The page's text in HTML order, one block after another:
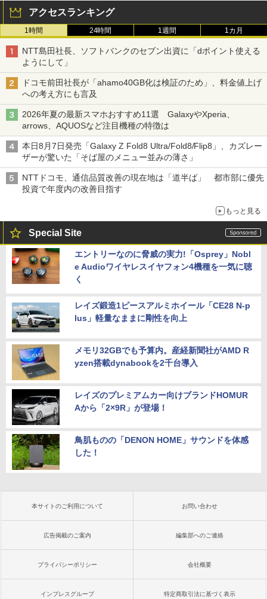
アクセスランキング
1時間 24時間 1週間 1カ月
NTT島田社長、ソフトバンクのセブン出資に「dポイント使える
ようにして」
ドコモ前田社長が「ahamo40GB化は検証のため」、料金値上げ
への考え方にも言及
2026年夏の最新スマホおすすめ11選 GalaxyやXperia、
arrows、AQUOSなど注目機種の特徴は
本日8月7日発売「Galaxy Z Fold8 Ultra/Fold8/Flip8」、カズレー
ザーが驚いた「そば屋のメニュー並みの薄さ」
NTTドコモ、通信品質改善の現在地は「道半ば」 都市部に優先
投資で年度内の改善目指す
もっと見る
Special Site
エントリーなのに脅威の実力!「Osprey」Nobl
e Audioワイヤレスイヤフォン4機種を一気に聴
く
レイズ鍛造1ピースアルミホイール「CE28 N-p
lus」軽量なままに剛性を向上
メモリ32GBでも予算内。産経新聞社がAMD R
yzen搭載dynabookを2千台導入
レイズのプレミアムカー向けブランドHOMUR
Aから「2×9R」が登場！
鳥肌ものの「DENON HOME」サウンドを体感
した！
本サイトのご利用について お問い合わせ
広告掲載のご案内 編集部へのご連絡
プライバシーポリシー 会社概要
インプレスグループ 特定商取引法に基づく表示